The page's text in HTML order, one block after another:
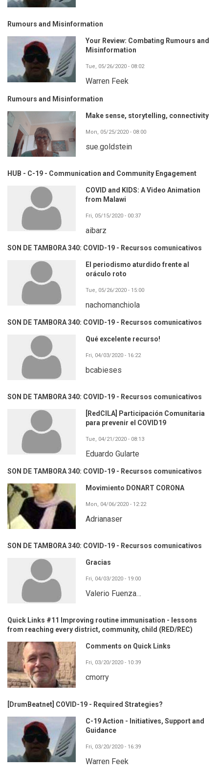
Rumours and Misinformation
Your Review: Combating Rumours and
Misinformation
Tue, 05/26/2020 - 08:02
Warren Feek
Rumours and Misinformation
Make sense, storytelling, connectivity
Mon, 05/25/2020 - 08:00
sue.goldstein
HUB - C-19 - Communication and Community Engagement
COVID and KIDS: A Video Animation
from Malawi
Fri, 05/15/2020 - 00:37
aibarz
SON DE TAMBORA 340: COVID-19 - Recursos comunicativos
El periodismo aturdido frente al
oráculo roto
Tue, 05/26/2020 - 15:00
nachomanchiola
SON DE TAMBORA 340: COVID-19 - Recursos comunicativos
Qué excelente recurso!
Fri, 04/03/2020 - 16:22
bcabieses
SON DE TAMBORA 340: COVID-19 - Recursos comunicativos
[RedCILA] Participación Comunitaria
para prevenir el COVID19
Tue, 04/21/2020 - 08:13
Eduardo Gularte
SON DE TAMBORA 340: COVID-19 - Recursos comunicativos
Movimiento DONART CORONA
Mon, 04/06/2020 - 12:22
Adrianaser
SON DE TAMBORA 340: COVID-19 - Recursos comunicativos
Gracias
Fri, 04/03/2020 - 19:00
Valerio Fuenza…
Quick Links #11 Improving routine immunisation - lessons
from reaching every district, community, child (RED/REC)
Comments on Quick Links
Fri, 03/20/2020 - 10:39
cmorry
[DrumBeatnet] COVID-19 - Required Strategies?
C-19 Action - Initiatives, Support and
Guidance
Fri, 03/20/2020 - 16:39
Warren Feek